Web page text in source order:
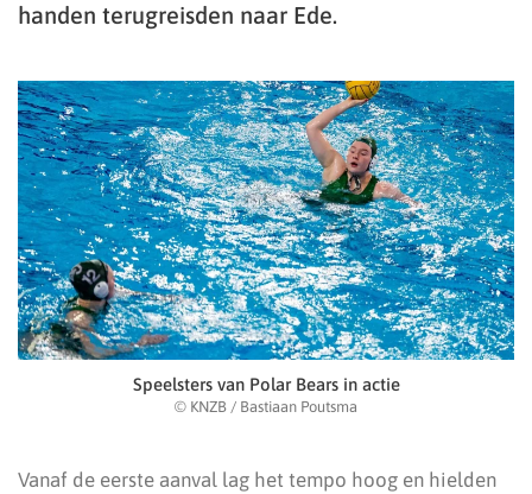
handen terugreisden naar Ede.
Speelsters van Polar Bears in actie
© KNZB / Bastiaan Poutsma
Vanaf de eerste aanval lag het tempo hoog en hielden